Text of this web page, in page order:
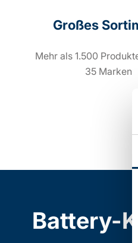
Großes
Mehr als 1.500
35 Marken
Battery-